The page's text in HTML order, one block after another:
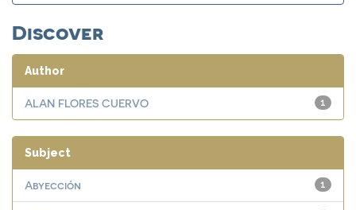
Discover
Author
1
ALAN FLORES CUERVO
Subject
1
Abyección